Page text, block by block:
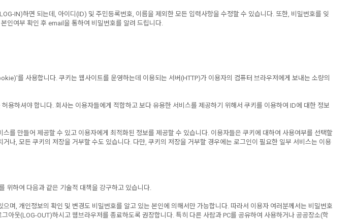
IN)하면 되는데, 아이디(ID) 및 주민등록번호, 이름을 제외한 모든 입력사항을 수정할 수 있습니다. 또한, 비밀번호를 잊
인여부 확인 후 email을 통하여 비밀번호를 알려 드립니다.
를 사용합니다. 쿠키는 웹사이트를 운영하는데 이용되는 서버(HTTP)가 이용자의 컴퓨터 브라우저에게 보내는 소량의
하셔야 합니다. 회사는 이용자들에게 적합하고 보다 유용한 서비스를 제공하기 위해서 쿠키를 이용하여 ID에 대한 정보
를 만들어 제공할 수 있고 이용자에게 최적화된 정보를 제공할 수 있습니다. 이용자들은 쿠키에 대하여 사용여부를 선택할
나, 모든 쿠키의 저장을 거부할 수도 있습니다. 다만, 쿠키의 저장을 거부할 경우에는 로그인이 필요한 일부 서비스는 이용
위하여 다음과 같은 기술적 대책을 강구하고 있습니다.
며, 개인정보의 확인 및 변경도 비밀번호를 알고 있는 본인에 의해서만 가능합니다. 따라서 이용자 여러분께서는 비밀번호
웃(LOG-OUT)하시고 웹브라우저를 종료하도록 권장합니다. 특히 다른 사람과 PC를 공유하여 사용하거나 공공장소(학